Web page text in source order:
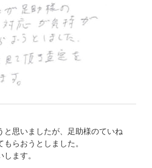
と思いましたが、足助様のていね
らおうとしました。
ます。